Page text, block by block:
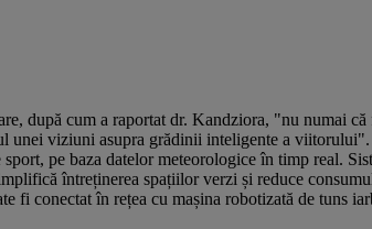
după cum a raportat dr. Kandziora, "nu numai
unei viziuni asupra grădinii inteligente a
pe baza datelor meteorologice în timp real.
întreținerea spațiilor verzi și reduce
fi conectat în rețea cu mașina robotizată de tuns